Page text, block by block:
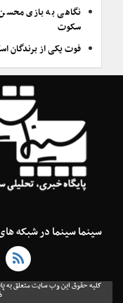
نگاهی به بازی
سکوت
فوت یکی از برندگان
سینما سینما در شبکه
کلیه حقوق این وب سایت متعلق به